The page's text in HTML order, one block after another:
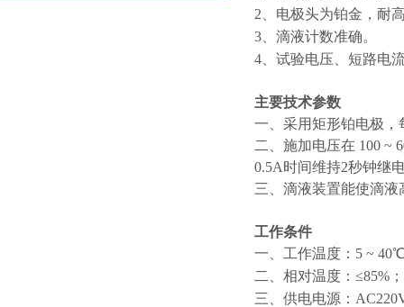
2、电极头为铂金，耐
3、滴液计数准确。
4、试验电压、短路电
主要技术参数
一、采用矩形铂电极，
二、施加电压在 100 ~
0.5A时间维持2秒钟继
三、滴液装置能使滴液
工作条件
一、工作温度：5 ~
二、相对温度：≤85%；
三、供电电源：